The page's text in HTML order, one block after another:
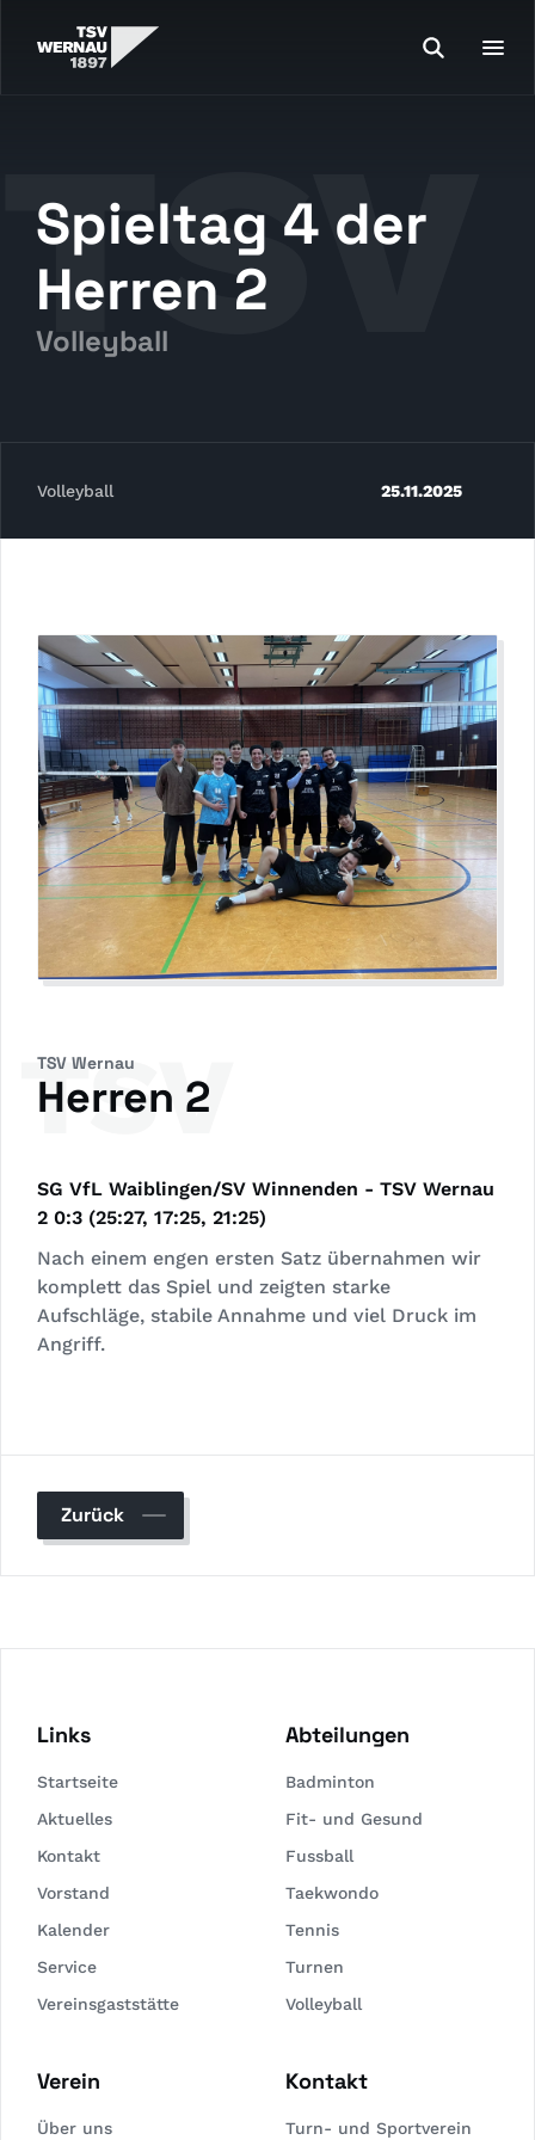
Spieltag 4 der
Herren 2
Volleyball
Volleyball 25.11.2025
TSV
TSV Wernau
Herren 2
SG VfL Waiblingen/SV Winnenden - TSV Wernau
2 0:3 (25:27, 17:25, 21:25)
Nach einem engen ersten Satz übernahmen wir
komplett das Spiel und zeigten starke
Aufschläge, stabile Annahme und viel Druck im
Angriff.
Zurück
Links
Startseite
Aktuelles
Kontakt
Vorstand
Kalender
Service
Vereinsgaststätte
Abteilungen
Badminton
Fit- und Gesund
Fussball
Taekwondo
Tennis
Turnen
Volleyball
Verein
Über uns
Kontakt
Turn- und Sportverein